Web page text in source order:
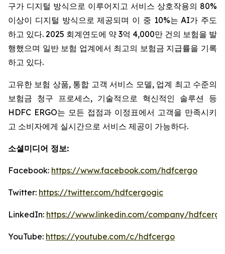
구가 디지털 방식으로 이루어지고 서비스 상호작용의 80%
이상이 디지털 방식으로 제공되며 이 중 10%는 AI가 주도
하고 있다. 2025 회계연도에 약 3억 4,000만 건의 보험을 발
행했으며 일반 보험 업계에서 최고의 보험금 지급률을 기록
하고 있다.
고유한 보험 상품, 통합 고객 서비스 모델, 업계 최고 수준의
보험금 청구 프로세스, 기술적으로 혁신적인 솔루션 등
HDFC ERGO는 모든 접점과 이정표에서 고객을 만족시키
고 소비자에게 실시간으로 서비스 제공이 가능하다.
소셜미디어 정보:
Facebook: https://www.facebook.com/hdfcergo
Twitter: https://twitter.com/hdfcergogic
LinkedIn: https://www.linkedin.com/company/hdfcergo
YouTube: https://youtube.com/c/hdfcergo